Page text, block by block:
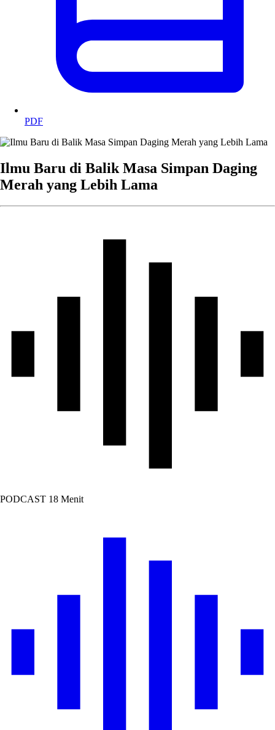
PDF
Ilmu Baru di Balik Masa Simpan Daging
Merah yang Lebih Lama
PODCAST 18 Menit